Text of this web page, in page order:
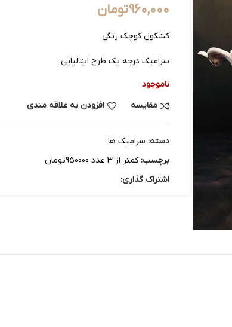
960,000تومان
کشکول کوچک رنگی
سرامیک درجه یک طرح ایتالیایی
ناموجود
مقایسه
افزودن به علاقه مندی
دسته: سرامیک ها
برچسب: کمتر از 3 عدد 950000تومان
اشتراک گذاری: